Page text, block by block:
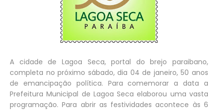
A cidade de Lagoa Seca, portal do brejo paraibano,
completa no próximo sábado, dia 04 de janeiro, 50 anos
de emancipação política. Para comemorar a data a
Prefeitura Municipal de Lagoa Seca elaborou uma vasta
programação. Para abrir as festividades acontece às 6